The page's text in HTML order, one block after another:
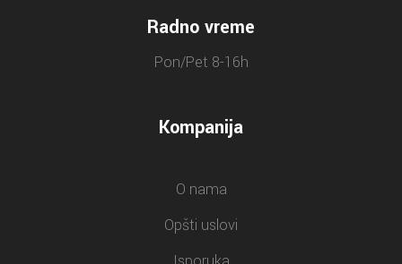
Radno vreme
Pon/Pet 8-16h
Kompanija
O nama
Opšti uslovi